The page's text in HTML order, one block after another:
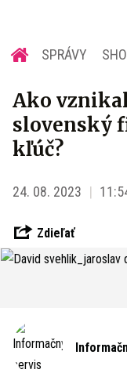
SPRÁVY
Ako
slovenský
kľúč?
24. 08. 2023
Zdieľať